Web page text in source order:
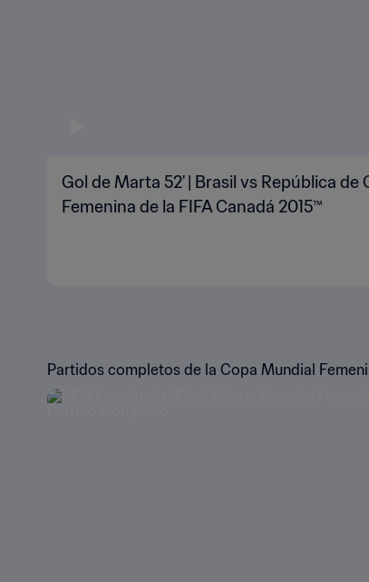
Gol de Marta 52' | Brasil vs República de
Femenina de la FIFA Canadá 2015™
Partidos completos de la Copa Mundial